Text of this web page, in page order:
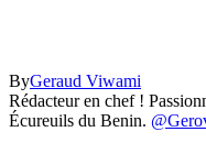
ByGeraud Viwami
Rédacteur en chef !
Écureuils du Benin.